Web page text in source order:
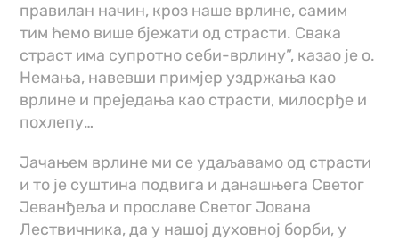
правилан начин, кроз наше врлине, самим
тим ћемо више бјежати од страсти. Свака
страст има супротно себи-врлину”, казао је о.
Немања, навевши примјер уздржања као
врлине и преједања као страсти, милосрђе и
похлепу…
Јачањем врлине ми се удаљавамо од страсти
и то је суштина подвига и данашњега Светог
Јеванђеља и прославе Светог Јована
Лествичника, да у нашој духовној борби, у